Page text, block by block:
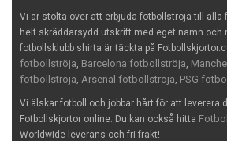
Vi är stolta över att erbjuda fotbollströja till alla
helt skräddarsydd utskrift med eget namn och
fotbollsklubb shirta är täckta på
fotbollströja, Barcelona fotbollströja,
fotbollströja, Arsenal fotbollströja, PSG
Vi älskar fotboll och jobbar hårt för att leverera
Fotbollskjortor online. Du kan också hitta
Worldwide leverans och fri frakt!